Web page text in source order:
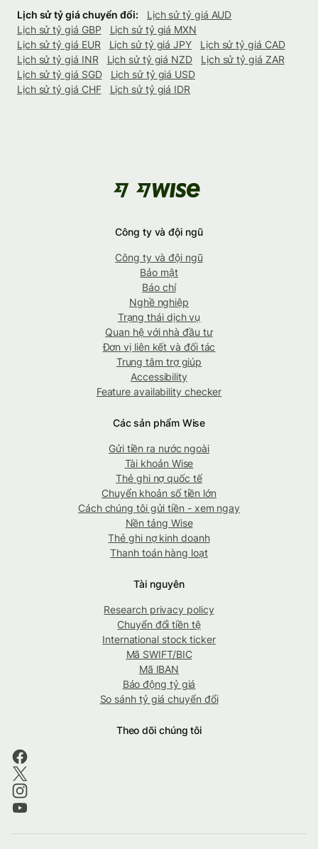
Lịch sử tỷ giá chuyển đổi:
Lịch sử tỷ giá AUD
Lịch sử tỷ giá GBP
Lịch sử tỷ giá MXN
Lịch sử tỷ giá EUR
Lịch sử tỷ giá JPY
Lịch sử tỷ giá CAD
Lịch sử tỷ giá INR
Lịch sử tỷ giá NZD
Lịch sử tỷ giá ZAR
Lịch sử tỷ giá SGD
Lịch sử tỷ giá USD
Lịch sử tỷ giá CHF
Lịch sử tỷ giá IDR
Công ty và đội ngũ
Công ty và đội ngũ
Bảo mật
Báo chí
Nghề nghiệp
Trạng thái dịch vụ
Quan hệ với nhà đầu tư
Đơn vị liên kết và đối tác
Trung tâm trợ giúp
Accessibility
Feature availability checker
Các sản phẩm Wise
Gửi tiền ra nước ngoài
Tài khoản Wise
Thẻ ghi nợ quốc tế
Chuyển khoản số tiền lớn
Cách chúng tôi gửi tiền - xem ngay
Nền tảng Wise
Thẻ ghi nợ kinh doanh
Thanh toán hàng loạt
Tài nguyên
Research privacy policy
Chuyển đổi tiền tệ
International stock ticker
Mã SWIFT/BIC
Mã IBAN
Báo động tỷ giá
So sánh tỷ giá chuyển đổi
Theo dõi chúng tôi